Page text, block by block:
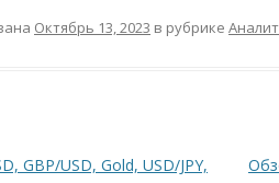
Октябрь 13, 2023 в рубрике
GBP/USD, Gold, USD/JPY,